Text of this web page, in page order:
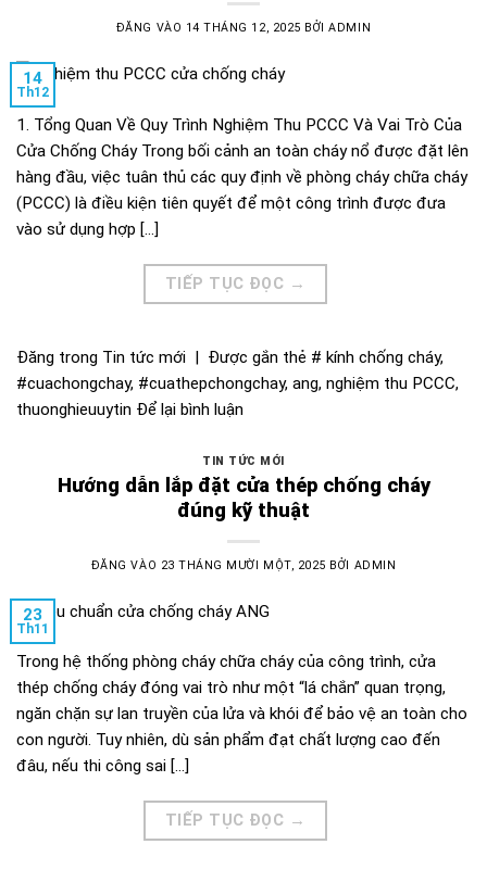
ĐĂNG VÀO 14 THÁNG 12, 2025 BỞIADMIN
14
Th12
1. Tổng Quan Về Quy Trình Nghiệm Thu PCCC Và Vai Trò Của
Cửa Chống Cháy Trong bối cảnh an toàn cháy nổ được đặt lên
hàng đầu, việc tuân thủ các quy định về phòng cháy chữa cháy
(PCCC) là điều kiện tiên quyết để một công trình được đưa
vào sử dụng hợp […]
TIẾP TỤC ĐỌC →
Đăng trong Tin tức mới | Được gắn thẻ # kính chống cháy,
#cuachongchay, #cuathepchongchay, ang, nghiệm thu PCCC,
thuonghieuuytin Để lại bình luận
TIN TỨC MỚI
Hướng dẫn lắp đặt cửa thép chống cháy
đúng kỹ thuật
ĐĂNG VÀO 23 THÁNG MƯỜI MỘT, 2025 BỞI ADMIN
23
Th11
Trong hệ thống phòng cháy chữa cháy của công trình, cửa
thép chống cháy đóng vai trò như một “lá chắn” quan trọng,
ngăn chặn sự lan truyền của lửa và khói để bảo vệ an toàn cho
con người. Tuy nhiên, dù sản phẩm đạt chất lượng cao đến
đâu, nếu thi công sai […]
TIẾP TỤC ĐỌC →